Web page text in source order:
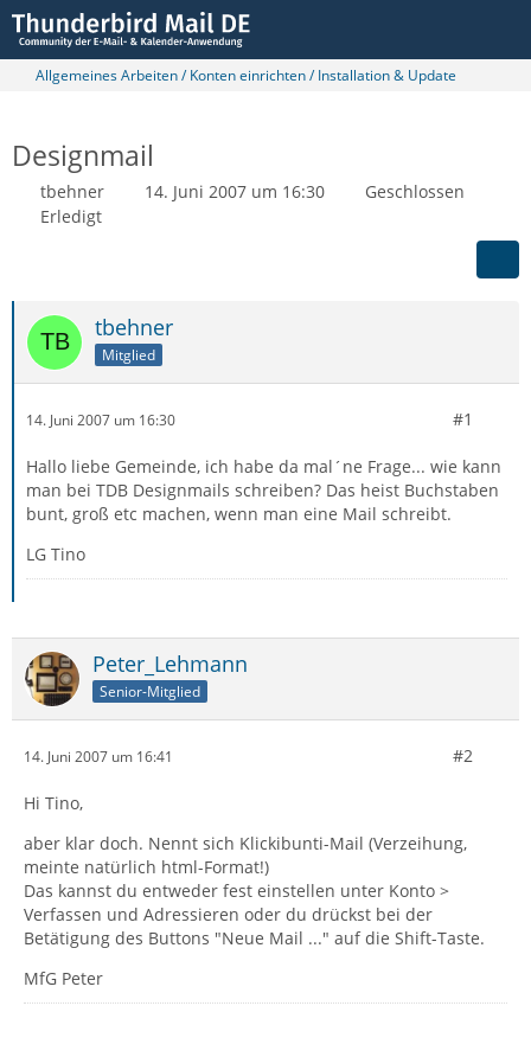
Allgemeines Arbeiten / Konten einrichten / Installation & Update
Designmail
tbehner 14. Juni 2007 um 16:30
Geschlossen
Erledigt
tbehner
Mitglied
14. Juni 2007 um 16:30 #1
Hallo liebe Gemeinde, ich habe da mal´ne Frage... wie kann
man bei TDB Designmails schreiben? Das heist Buchstaben
bunt, groß etc machen, wenn man eine Mail schreibt.
LG Tino
Peter_Lehmann
Senior-Mitglied
14. Juni 2007 um 16:41 #2
Hi Tino,
aber klar doch. Nennt sich Klickibunti-Mail (Verzeihung,
meinte natürlich html-Format!)
Das kannst du entweder fest einstellen unter Konto >
Verfassen und Adressieren oder du drückst bei der
Betätigung des Buttons "Neue Mail ..." auf die Shift-Taste.
MfG Peter